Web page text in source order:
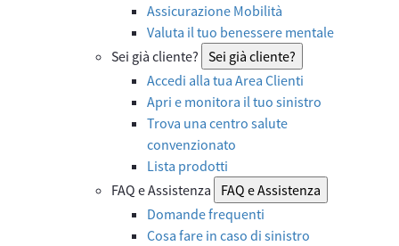
Assicurazione Mobilità
Valuta il tuo benessere mentale
Sei già cliente? Sei già cliente?
Accedi alla tua Area Clienti
Apri e monitora il tuo sinistro
Trova una centro salute
convenzionato
Lista prodotti
FAQ e Assistenza
FAQ e Assistenza
Domande frequenti
Cosa fare in caso di sinistro